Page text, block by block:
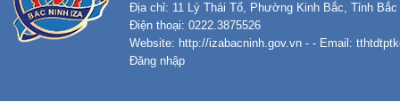
Địa chỉ: 11 Lý Thái Tổ, Phường Kinh Bắc, Tỉnh Bắc
Điện thoại: 0222.3875526
Website: http://izabacninh.gov.vn - - Email:
Đăng nhập